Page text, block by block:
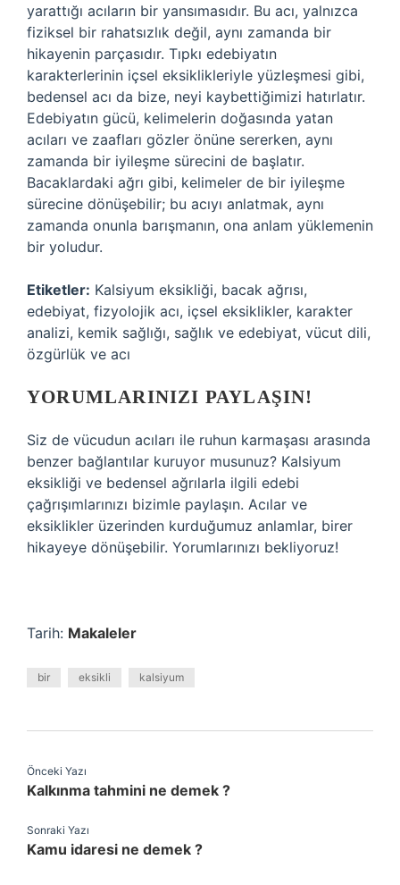
yarattığı acıların bir yansımasıdır. Bu acı, yalnızca
fiziksel bir rahatsızlık değil, aynı zamanda bir
hikayenin parçasıdır. Tıpkı edebiyatın
karakterlerinin içsel eksiklikleriyle yüzleşmesi gibi,
bedensel acı da bize, neyi kaybettiğimizi hatırlatır.
Edebiyatın gücü, kelimelerin doğasında yatan
acıları ve zaafları gözler önüne sererken, aynı
zamanda bir iyileşme sürecini de başlatır.
Bacaklardaki ağrı gibi, kelimeler de bir iyileşme
sürecine dönüşebilir; bu acıyı anlatmak, aynı
zamanda onunla barışmanın, ona anlam yüklemenin
bir yoludur.
Etiketler: Kalsiyum eksikliği, bacak ağrısı,
edebiyat, fizyolojik acı, içsel eksiklikler, karakter
analizi, kemik sağlığı, sağlık ve edebiyat, vücut dili,
özgürlük ve acı
YORUMLARINIZI PAYLAŞIN!
Siz de vücudun acıları ile ruhun karmaşası arasında
benzer bağlantılar kuruyor musunuz? Kalsiyum
eksikliği ve bedensel ağrılarla ilgili edebi
çağrışımlarınızı bizimle paylaşın. Acılar ve
eksiklikler üzerinden kurduğumuz anlamlar, birer
hikayeye dönüşebilir. Yorumlarınızı bekliyoruz!
Tarih: Makaleler
bir eksikli kalsiyum
Önceki Yazı
Kalkınma tahmini ne demek ?
Sonraki Yazı
Kamu idaresi ne demek ?